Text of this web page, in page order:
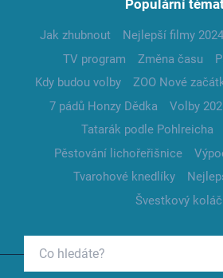
Populární
Jak zhubnout Nejlepší filmy 2024
TV program
Změna času
Kdy budou volby
ZOO Nové
7 pádů Honzy Dědka
Volby
Tatarák podle Pohlreicha
Pěstování lichořeřišnice
Tvarohové knedlíky
Švestkový koláč